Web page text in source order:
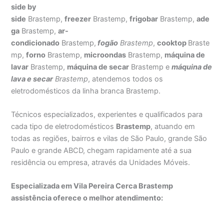
side by
side Brastemp,freezer Brastemp,frigobar Brastemp,ade
ga Brastemp,ar-
condicionado Brastemp, fogão Brastemp,cooktop Braste
mp,forno Brastemp, microondas Brastemp, máquina de
lavar Brastemp, máquina de secar Brastemp emáquina de
lava e secarBrastemp, atendemos todos os
eletrodomésticos da linha branca Brastemp.
Técnicos especializados, experientes e qualificados para
cada tipo de eletrodomésticos Brastemp, atuando em
todas as regiões, bairros e vilas de São Paulo, grande São
Paulo e grande ABCD, chegam rapidamente até a sua
residência ou empresa, através da Unidades Móveis.
Especializada em Vila Pereira Cerca Brastemp
assistência oferece o melhor atendimento: